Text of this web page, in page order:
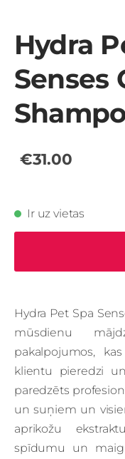
Hydra
Senses
€31.00
Ir uz vietas
Hydra Pet Spa
mūsdienu
pakalpojumos,
klientu pieredzi
paredzēts
un suņiem un
aprikožu
spīdumu un